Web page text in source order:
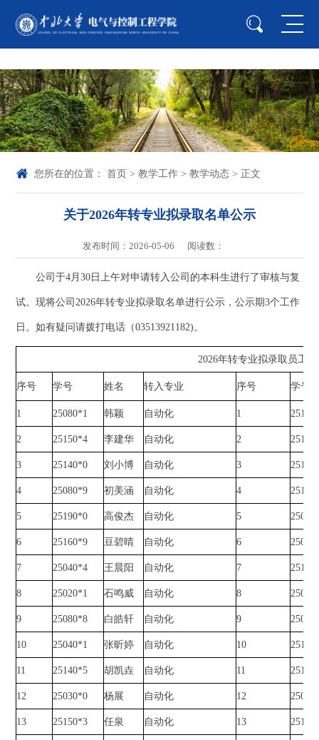
中国·yl23411(永利)集团官网-Officialwebsite
您所在的位置： 首页> 教学工作> 教学动态> 正文
关于2026年转专业拟录取名单公示
发布时间：2026-05-06 阅读数：
公司于4月30日上午对申请转入公司的本科生进行了审核与复
试。现将公司2026年转专业拟录取名单进行公示，公示期3个工作
日。如有疑问请拨打电话（03513921182)。
2026年转专业拟录取员工
序号 学号 姓名 转入专业 序号 学号
1 25080*1 韩颖 自动化 1
2 25150*4 李建华 自动化 2
3 25140*0 刘小博 自动化 3
4 25080*9 初美涵 自动化 4
5 25190*0 高俊杰 自动化 5
6 25160*9 豆碧晴 自动化 6
7 25040*4 王晨阳 自动化 7
8 25020*1 石鸣威 自动化 8
9 25080*8 白皓轩 自动化 9
10 25040*1 张昕婷 自动化 10
11 25140*5 胡凯垚 自动化 11
12 25030*0 杨展 自动化 12
13 25150*3 任泉 自动化 13